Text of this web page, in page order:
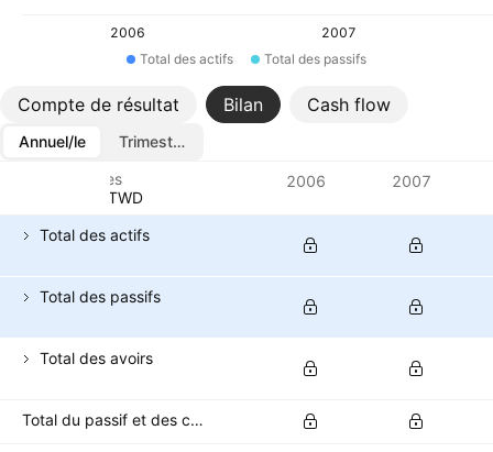
2006
2007
Total des actifs
Total des passifs
Compte de résultat Bilan Cash flow
Annuel/le
Trimestriel/le
Métriques
Devise: TWD
2006 2007
Total des actifs
Total des passifs
Total des avoirs
Total du passif et des capitaux propres